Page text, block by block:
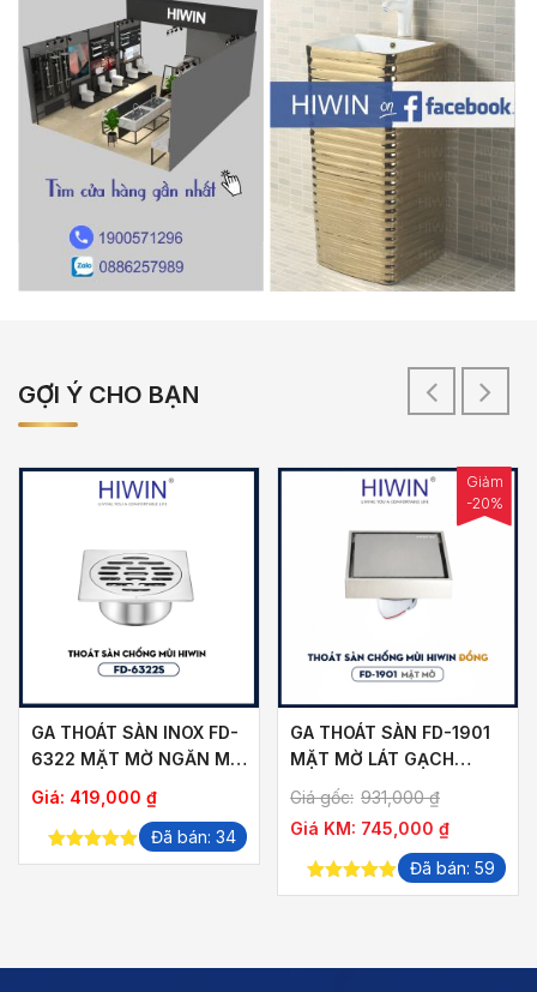
GỢI Ý CHO BẠN
GA THOÁT SÀN INOX FD-
6322 MẶT MỜ NGĂN MÙI
THOÁT NHANH
Giá: 419,000 ₫
5.00out of
Đã bán: 34
GA THOÁT SÀN FD-1901
MẶT MỜ LÁT GẠCH
THOÁT NƯỚC NHANH
Giá gốc: 931,000₫
Giá KM: 745,000 ₫
Giảm
-20%
5.00out of
Đã bán: 59